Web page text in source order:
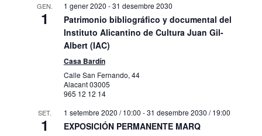
GEN.
1
1 gener 2020 -31 desembre 2030
Patrimonio bibliográfico y documental del
Instituto Alicantino de Cultura Juan Gil-
Albert (IAC)
Casa Bardín
Calle San Fernando, 44
Alacant03005
965 12 12 14
SET.
1
1 setembre 2020 / 10:00 -31 desembre 2030 / 19:00
EXPOSICIÓN PERMANENTE MARQ